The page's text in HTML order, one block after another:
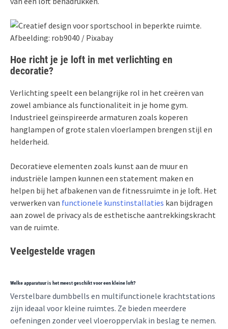
Afbeelding: rob9040 / Pixabay
Hoe richt je je loft in met verlichting en
decoratie?
Verlichting speelt een belangrijke rol in het creëren van
zowel ambiance als functionaliteit in je home gym.
Industrieel geïnspireerde armaturen zoals koperen
hanglampen of grote stalen vloerlampen brengen stijl en
helderheid.
Decoratieve elementen zoals kunst aan de muur en
industriële lampen kunnen een statement maken en
helpen bij het afbakenen van de fitnessruimte in je loft. Het
verwerken van functionele kunstinstallaties kan bijdragen
aan zowel de privacy als de esthetische aantrekkingskracht
van de ruimte.
Veelgestelde vragen
Welke apparatuur is het meest geschikt voor een kleine loft?
Verstelbare dumbbells en multifunctionele krachtstations
zijn ideaal voor kleine ruimtes. Ze bieden meerdere
oefeningen zonder veel vloeroppervlak in beslag te nemen.